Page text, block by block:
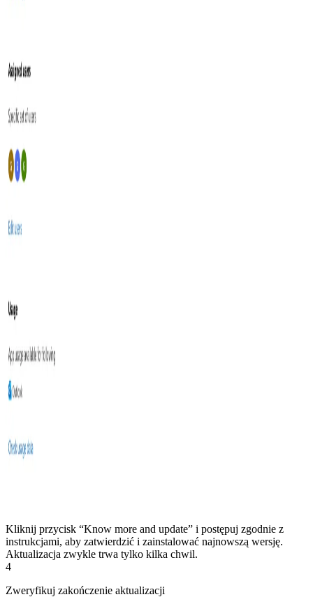
Kliknij przycisk “Know more and update” i postępuj zgodnie z
instrukcjami, aby zatwierdzić i zainstalować najnowszą wersję.
Aktualizacja zwykle trwa tylko kilka chwil.
4
Zweryfikuj zakończenie aktualizacji